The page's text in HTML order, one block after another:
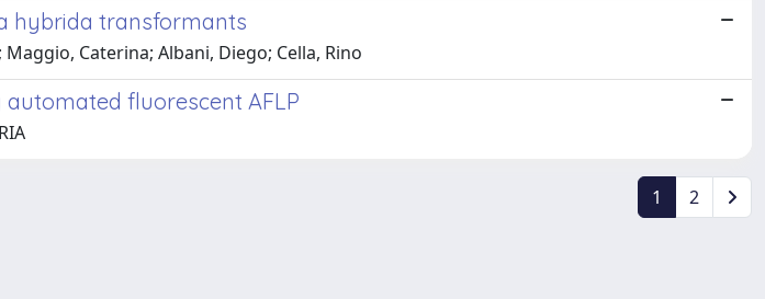
hybrida transformants
Caterina; Albani, Diego; Cella, Rino
fluorescent AFLP
1 2